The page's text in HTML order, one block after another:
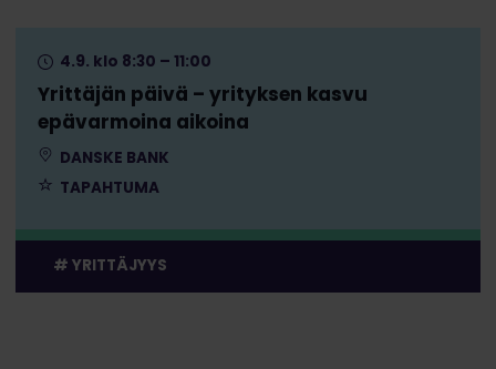
Yrittäjän päivä – yrityksen kasvu
epävarmoina aikoina
4.9. klo 8:30 – 11:00
DANSKE BANK
TAPAHTUMA
YRITTÄJYYS